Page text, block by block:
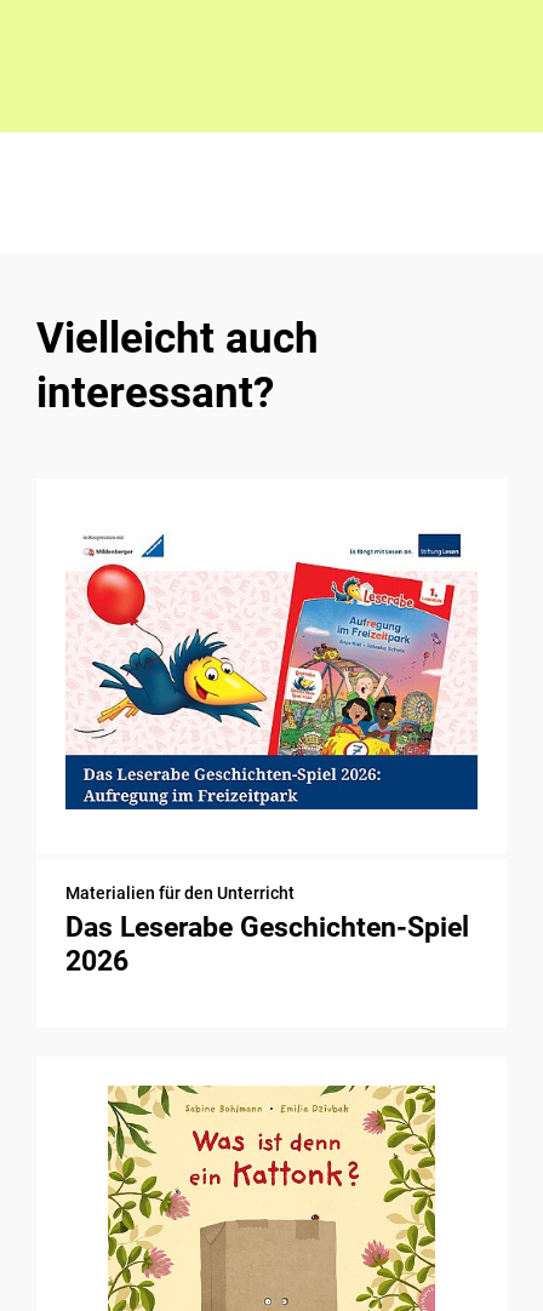
Vielleicht auch
interessant?
Materialien für den Unterricht
Das Leserabe Geschichten-Spiel
2026